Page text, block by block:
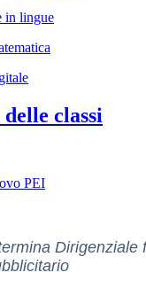
in lingue
classi
PEI
Dirigenziale